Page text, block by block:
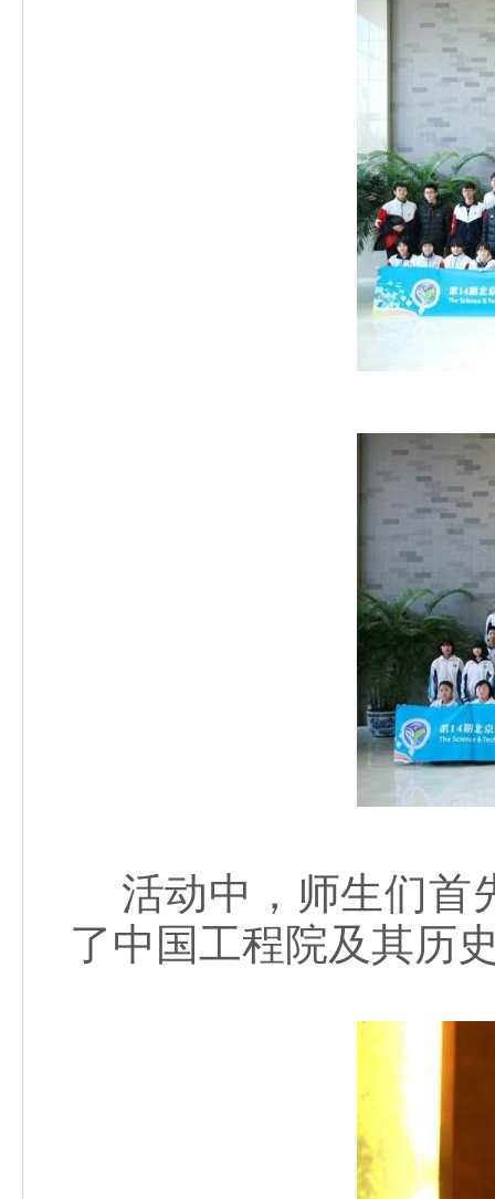
活动中，师生们首
了中国工程院及其历